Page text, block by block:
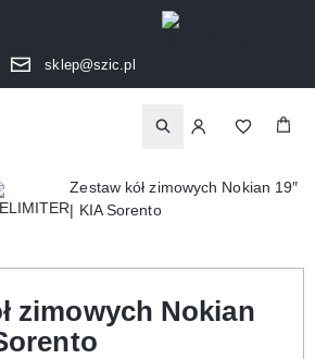
sklep@szic.pl
Zestaw kół zimowych Nokian 19″
| KIA Sorento
zimowych Nokian